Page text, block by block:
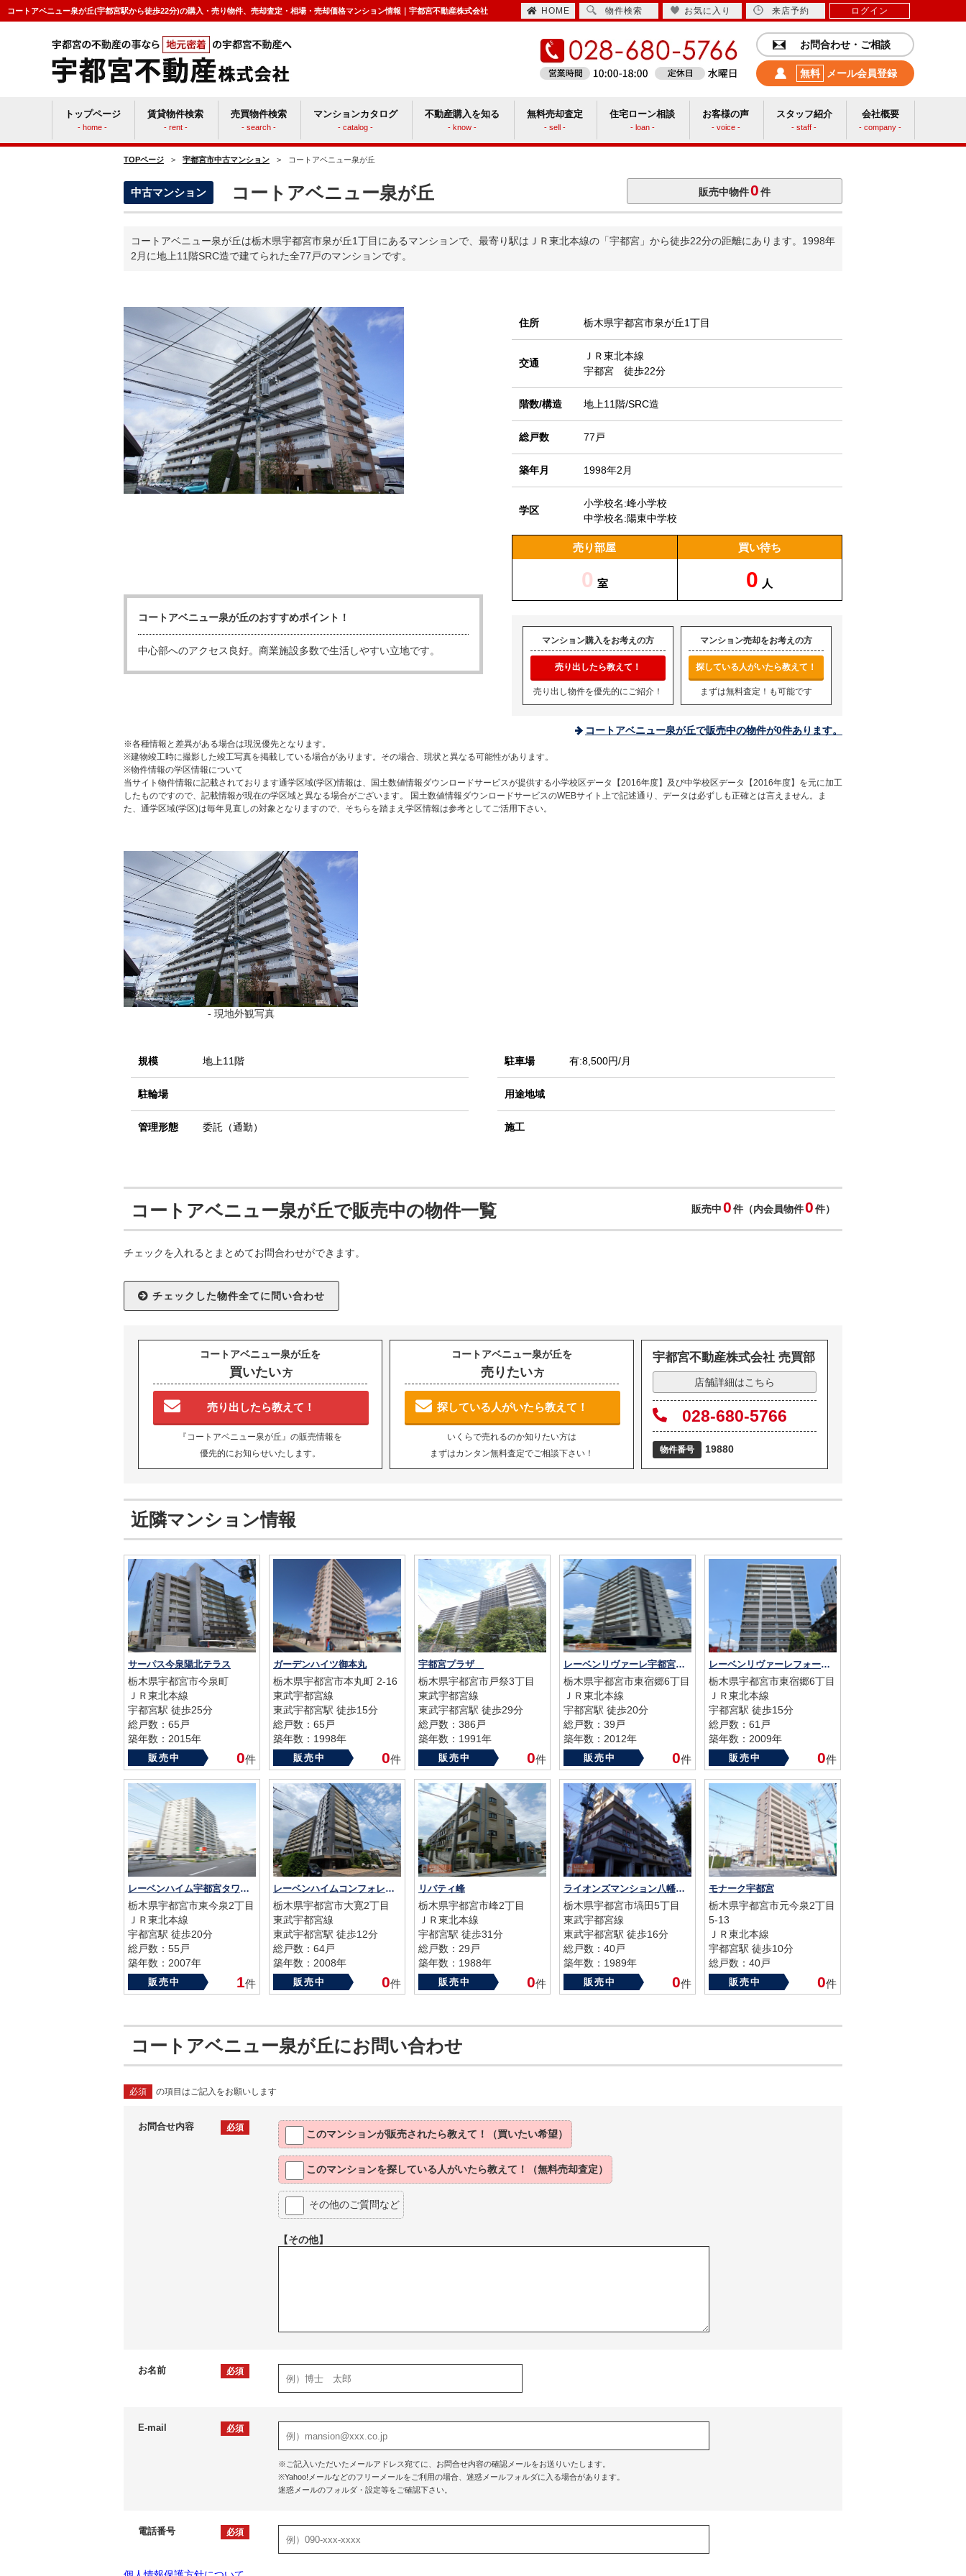
コートアベニュー泉が丘(宇都宮駅から徒歩22分)の購入・売り物件、売却査定・相場・売却価格マンション情報｜宇都宮不動産株式会社 HOME 物件検索 お気に入り 来店予約 ログイン
お問合わせ・ご相談
無料 メール会員登録
トップページ
- home -
賃貸物件検索
- rent -
売買物件検索
- search -
マンションカタログ
- catalog -
不動産購入を知る
- know -
賃貸vs持ち家 マンションと戸建てどっちがいい？
無料売却査定
- sell -
住宅ローン相談
- loan -
お客様の声
- voice -
スタッフ紹介
- staff -
会社概要
- company -
TOPページ > 宇都宮市中古マンション > コートアベニュー泉が丘
中古マンション コートアベニュー泉が丘 販売中物件0件
コートアベニュー泉が丘は栃木県宇都宮市泉が丘1丁目にあるマンションで、最寄り駅はＪＲ東北本線の「宇都宮」から徒歩22分の距離にあります。1998年
2月に地上11階SRC造で建てられた全77戸のマンションです。
コートアベニュー泉が丘のおすすめポイント！
中心部へのアクセス良好。商業施設多数で生活しやすい立地です。
住所 栃木県宇都宮市泉が丘1丁目
交通
ＪＲ東北本線
宇都宮 徒歩22分
階数/構造 地上11階/SRC造
総戸数 77戸
築年月 1998年2月
学区
小学校名:峰小学校
中学校名:陽東中学校
売り部屋
0 室
買い待ち
0 人
マンション購入をお考えの方
売り出したら教えて！
売り出し物件を優先的にご紹介！
マンション売却をお考えの方
探している人がいたら教えて！
まずは無料査定！も可能です
コートアベニュー泉が丘で販売中の物件が0件あります。
※各種情報と差異がある場合は現況優先となります。
※建物竣工時に撮影した竣工写真を掲載している場合があります。その場合、現状と異なる可能性があります。
※物件情報の学区情報について
当サイト物件情報に記載されております通学区域(学区)情報は、国土数値情報ダウンロードサービスが提供する小学校区データ【2016年度】及び中学校区データ【2016年度】を元に加工
したものですので、記載情報が現在の学区域と異なる場合がございます。 国土数値情報ダウンロードサービスのWEBサイト上で記述通り、データは必ずしも正確とは言えません。ま
た、通学区域(学区)は毎年見直しの対象となりますので、そちらを踏まえ学区情報は参考としてご活用下さい。
- 現地外観写真
規模 地上11階
駐輪場
管理形態 委託（通勤）
駐車場 有:8,500円/月
用途地域
施工
コートアベニュー泉が丘で販売中の物件一覧 販売中0件（内会員物件0件）
チェックを入れるとまとめてお問合わせができます。
コートアベニュー泉が丘を
買いたい方
売り出したら教えて！
『コートアベニュー泉が丘』の販売情報を
優先的にお知らせいたします。
コートアベニュー泉が丘を
売りたい方
探している人がいたら教えて！
いくらで売れるのか知りたい方は
まずはカンタン無料査定でご相談下さい！
宇都宮不動産株式会社 売買部
店舗詳細はこちら
028-680-5766
物件番号 19880
近隣マンション情報
サーパス今泉陽北テラス
栃木県宇都宮市今泉町
ＪＲ東北本線
宇都宮駅 徒歩25分
総戸数：65戸
築年数：2015年
販売中 0件
ガーデンハイツ御本丸
栃木県宇都宮市本丸町 2-16
東武宇都宮線
東武宇都宮駅 徒歩15分
総戸数：65戸
築年数：1998年
販売中 0件
宇都宮プラザ
栃木県宇都宮市戸祭3丁目
東武宇都宮線
東武宇都宮駅 徒歩29分
総戸数：386戸
築年数：1991年
販売中 0件
レーベンリヴァーレ宇都宮クイントタワー
栃木県宇都宮市東宿郷6丁目
ＪＲ東北本線
宇都宮駅 徒歩20分
総戸数：39戸
築年数：2012年
販売中 0件
レーベンリヴァーレフォートヴィル
栃木県宇都宮市東宿郷6丁目
ＪＲ東北本線
宇都宮駅 徒歩15分
総戸数：61戸
築年数：2009年
販売中 0件
レーベンハイム宇都宮タワーズイースト
栃木県宇都宮市東今泉2丁目
ＪＲ東北本線
宇都宮駅 徒歩20分
総戸数：55戸
築年数：2007年
販売中 1件
レーベンハイムコンフォレスタ宇都宮
栃木県宇都宮市大寛2丁目
東武宇都宮線
東武宇都宮駅 徒歩12分
総戸数：64戸
築年数：2008年
販売中 0件
リバティ峰
栃木県宇都宮市峰2丁目
ＪＲ東北本線
宇都宮駅 徒歩31分
総戸数：29戸
築年数：1988年
販売中 0件
ライオンズマンション八幡山公園
栃木県宇都宮市塙田5丁目
東武宇都宮線
東武宇都宮駅 徒歩16分
総戸数：40戸
築年数：1989年
販売中 0件
モナーク宇都宮
栃木県宇都宮市元今泉2丁目
5-13
ＪＲ東北本線
宇都宮駅 徒歩10分
総戸数：40戸
築年数：2005年
販売中 0件
コートアベニュー泉が丘にお問い合わせ
必須 の項目はご記入をお願いします
お問合せ内容 必須
このマンションが販売されたら教えて！（買いたい希望）
このマンションを探している人がいたら教えて！（無料売却査定）
その他のご質問など
【その他】
お名前 必須
E-mail 必須
※ご記入いただいたメールアドレス宛てに、お問合せ内容の確認メールをお送りいたします。
※Yahoo!メールなどのフリーメールをご利用の場合、迷惑メールフォルダに入る場合があります。
迷惑メールのフォルダ・設定等をご確認下さい。
電話番号 必須